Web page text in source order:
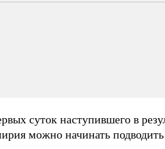
суток наступившего в
можно начинать